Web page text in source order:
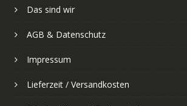
Das sind wir
AGB & Datenschutz
Impressum
Lieferzeit / Versandkosten